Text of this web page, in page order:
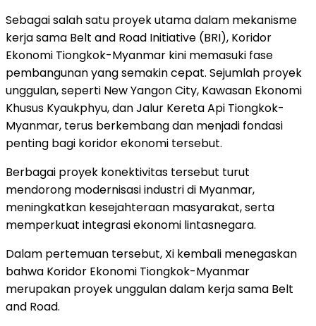
Sebagai salah satu proyek utama dalam mekanisme
kerja sama Belt and Road Initiative (BRI), Koridor
Ekonomi Tiongkok-Myanmar kini memasuki fase
pembangunan yang semakin cepat. Sejumlah proyek
unggulan, seperti New Yangon City, Kawasan Ekonomi
Khusus Kyaukphyu, dan Jalur Kereta Api Tiongkok-
Myanmar, terus berkembang dan menjadi fondasi
penting bagi koridor ekonomi tersebut.
Berbagai proyek konektivitas tersebut turut
mendorong modernisasi industri di Myanmar,
meningkatkan kesejahteraan masyarakat, serta
memperkuat integrasi ekonomi lintasnegara.
Dalam pertemuan tersebut, Xi kembali menegaskan
bahwa Koridor Ekonomi Tiongkok-Myanmar
merupakan proyek unggulan dalam kerja sama Belt
and Road.